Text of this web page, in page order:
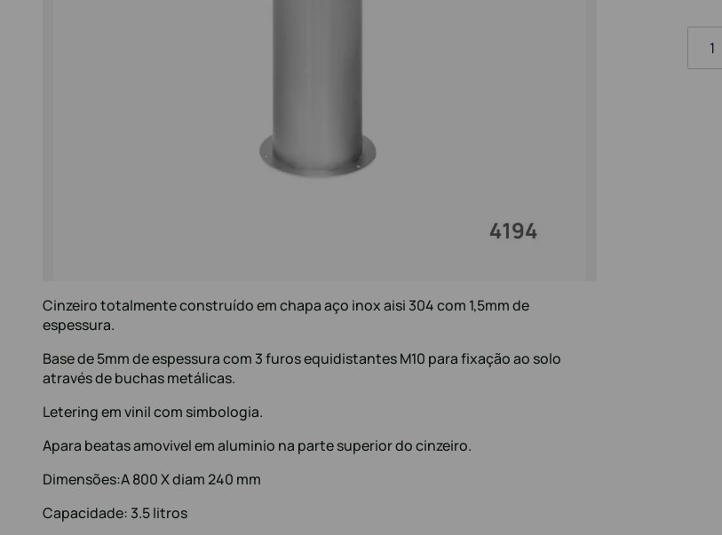
Cinzeiro totalmente construído em chapa aço inox aisi 304 com 1,5mm de
espessura.
Base de 5mm de espessura com 3 furos equidistantes M10 para fixação ao solo
através de buchas metálicas.
Letering em vinil com simbologia.
Apara beatas amovivel em aluminio na parte superior do cinzeiro.
Dimensões:A 800 X diam 240 mm
Capacidade: 3.5 litros
1